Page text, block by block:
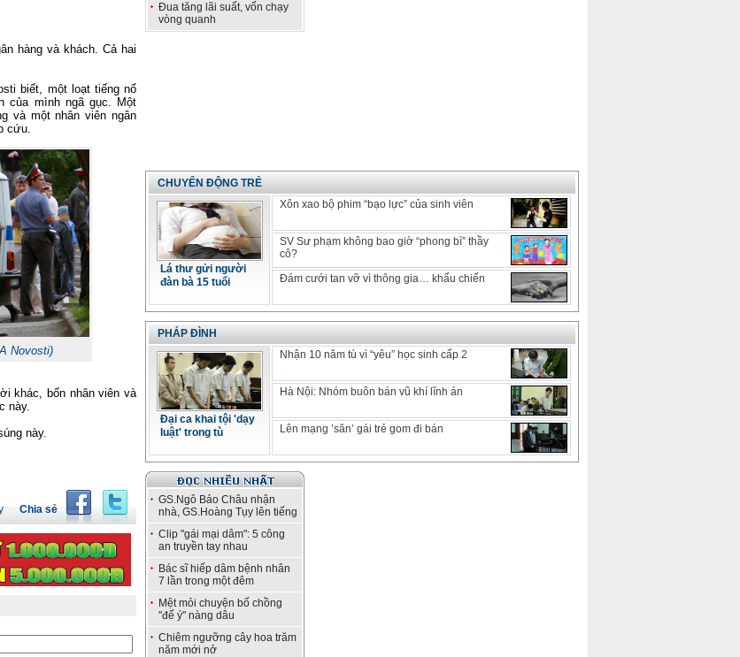
hàng và khách. Cả hai
biết, một loạt tiếng nổ
của mình ngã gục. Một
và một nhân viên ngân
cứu.
Novosti)
khác, bốn nhân viên và
này.
này.
Chia sẻ
Đua tăng lãi suất, vốn chạy
vòng quanh
CHUYỂN ĐỘNG TRẺ
Lá thư gửi người
đàn bà 15 tuổi
Xôn xao bộ phim “bạo lực” của sinh viên
SV Sư phạm không bao giờ “phong bì” thầy
cô?
Đám cưới tan vỡ vì thông gia… khẩu chiến
PHÁP ĐÌNH
Đại ca khai tội 'dạy
luật' trong tù
Nhận 10 năm tù vì “yêu” học sinh cấp 2
Hà Nội: Nhóm buôn bán vũ khí lĩnh án
Lên mạng ’săn’ gái trẻ gom đi bán
GS.Ngô Bảo Châu nhận
nhà, GS.Hoàng Tụy lên tiếng
Clip "gái mại dâm": 5 công
an truyền tay nhau
Bác sĩ hiếp dâm bệnh nhân
7 lần trong một đêm
Mệt mỏi chuyện bố chồng
"để ý" nàng dâu
Chiêm ngưỡng cây hoa trăm
năm mới nở